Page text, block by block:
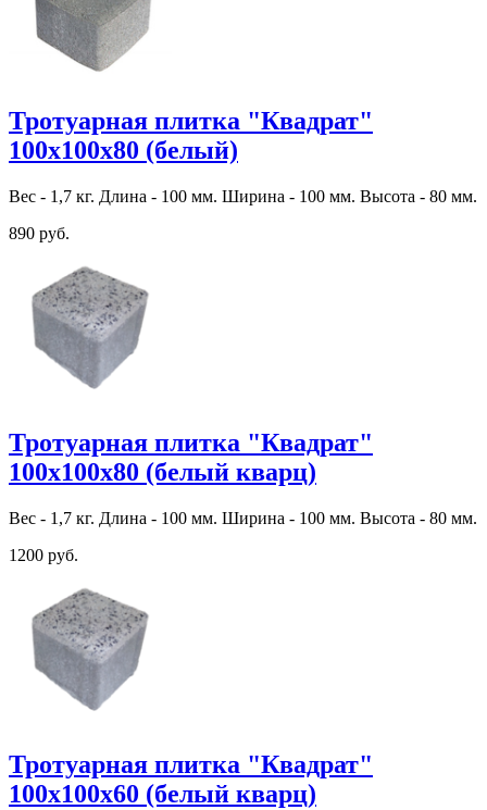
Тротуарная плитка "Квадрат"
100х100х80 (белый)
Вес - 1,7 кг. Длина - 100 мм. Ширина - 100 мм. Высота - 80 мм.
890 руб.
Тротуарная плитка "Квадрат"
100х100х80 (белый кварц)
Вес - 1,7 кг. Длина - 100 мм. Ширина - 100 мм. Высота - 80 мм.
1200 руб.
Тротуарная плитка "Квадрат"
100х100х60 (белый кварц)